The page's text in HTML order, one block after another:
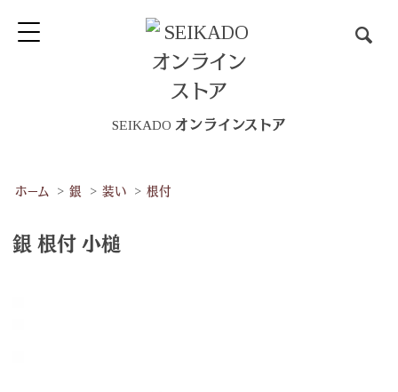
SEIKADO オンラインストア
ホーム > 銀 > 装い > 根付
銀 根付 小槌